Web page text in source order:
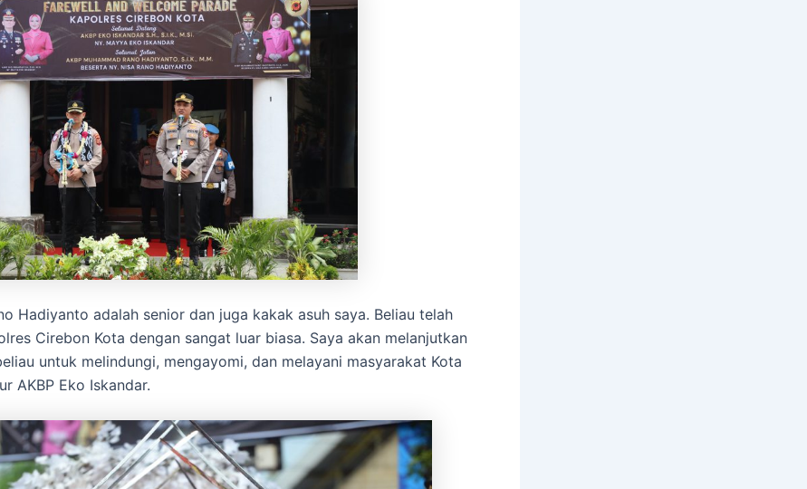
Hadiyanto adalah senior dan juga kakak asuh saya. Beliau telah
Cirebon Kota dengan sangat luar biasa. Saya akan melanjutkan
untuk melindungi, mengayomi, dan melayani masyarakat Kota
AKBP Eko Iskandar.